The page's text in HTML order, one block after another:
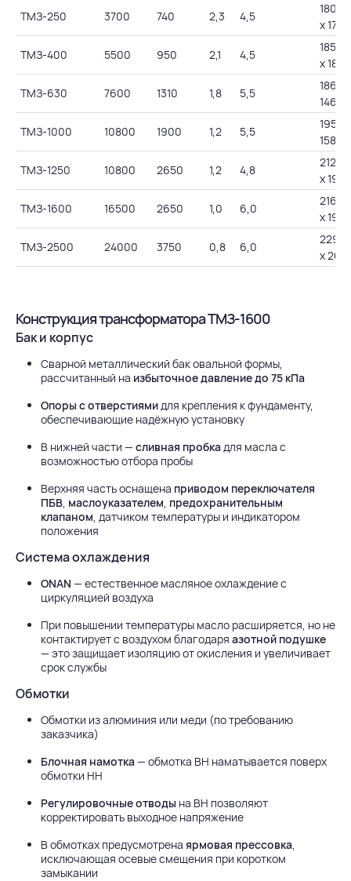
ТМЗ-250 3700 740 2,3 4,5
1800
х 1750
ТМЗ-400
5500 950 2,1 4,5
1850
х 1800
ТМЗ-630
7600 1310 1,8 5,5
1863
1465
ТМЗ-1000
10800 1900 1,2 5,5
1955
1580
ТМЗ-1250
10800 2650 1,2 4,8
2120
х 1985
ТМЗ-1600
16500 2650 1,0 6,0
2160
х 1985
ТМЗ-2500
24000 3750 0,8 6,0
2290
х
Конструкция трансформатора ТМЗ-1600
Бак и корпус
Сварной металлический бак овальной формы,
рассчитанный на избыточное давление до 75 кПа
Опоры с отверстиямидля крепления к фундаменту,
обеспечивающие надёжную установку
В нижней части — сливная пробкадля масла с
возможностью отбора пробы
Верхняя часть оснащена приводом переключателя
ПБВ, маслоуказателем, предохранительным
клапаном, датчиком температуры и индикатором
положения
Система охлаждения
ONAN — естественное масляное охлаждение с
циркуляцией воздуха
При повышении температуры масло расширяется, но не
контактирует с воздухом благодаря азотной подушке
— это защищает изоляцию от окисления и увеличивает
срок службы
Обмотки
Обмотки из алюминия или меди (по требованию
заказчика)
Блочная намотка— обмотка ВН наматывается поверх
обмотки НН
Регулировочные отводы на ВН позволяют
корректировать выходное напряжение
В обмотках предусмотрена ярмовая прессовка,
исключающая осевые смещения при коротком
замыкании